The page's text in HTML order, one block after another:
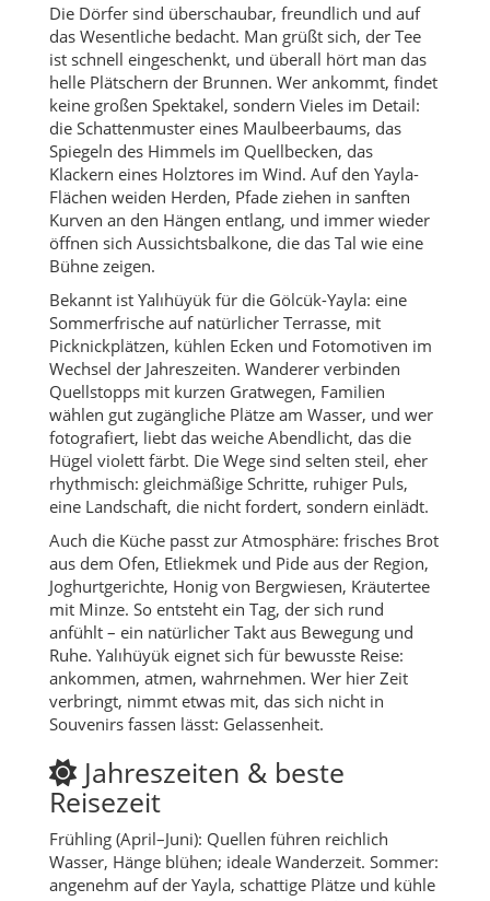
Die Dörfer sind überschaubar, freundlich und auf
das Wesentliche bedacht. Man grüßt sich, der Tee
ist schnell eingeschenkt, und überall hört man das
helle Plätschern der Brunnen. Wer ankommt, findet
keine großen Spektakel, sondern Vieles im Detail:
die Schattenmuster eines Maulbeerbaums, das
Spiegeln des Himmels im Quellbecken, das
Klackern eines Holztores im Wind. Auf den Yayla-
Flächen weiden Herden, Pfade ziehen in sanften
Kurven an den Hängen entlang, und immer wieder
öffnen sich Aussichtsbalkone, die das Tal wie eine
Bühne zeigen.
Bekannt ist Yalıhüyük für die Gölcük-Yayla: eine
Sommerfrische auf natürlicher Terrasse, mit
Picknickplätzen, kühlen Ecken und Fotomotiven im
Wechsel der Jahreszeiten. Wanderer verbinden
Quellstopps mit kurzen Gratwegen, Familien
wählen gut zugängliche Plätze am Wasser, und wer
fotografiert, liebt das weiche Abendlicht, das die
Hügel violett färbt. Die Wege sind selten steil, eher
rhythmisch: gleichmäßige Schritte, ruhiger Puls,
eine Landschaft, die nicht fordert, sondern einlädt.
Auch die Küche passt zur Atmosphäre: frisches Brot
aus dem Ofen, Etliekmek und Pide aus der Region,
Joghurtgerichte, Honig von Bergwiesen, Kräutertee
mit Minze. So entsteht ein Tag, der sich rund
anfühlt – ein natürlicher Takt aus Bewegung und
Ruhe. Yalıhüyük eignet sich für bewusste Reise:
ankommen, atmen, wahrnehmen. Wer hier Zeit
verbringt, nimmt etwas mit, das sich nicht in
Souvenirs fassen lässt: Gelassenheit.
Jahreszeiten & beste
Reisezeit
Frühling (April–Juni): Quellen führen reichlich
Wasser, Hänge blühen; ideale Wanderzeit. Sommer:
angenehm auf der Yayla, schattige Plätze und kühle